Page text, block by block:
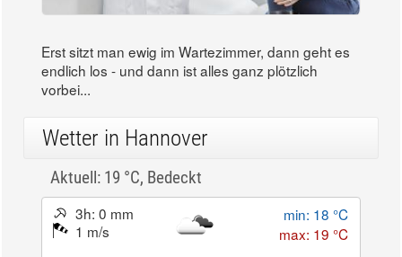
Erst sitzt man ewig im Wartezimmer, dann geht es
endlich los - und dann ist alles ganz plötzlich
vorbei...
Wetter in Hannover
Aktuell: 19 °C, Bedeckt
3h: 0 mm
1 m/s
min: 18 °C
max: 19 °C